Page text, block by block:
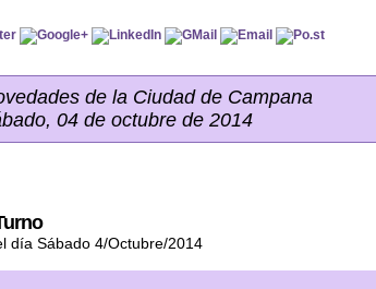
de la Ciudad de Campana
04 de octubre de 2014
día Sábado 4/Octubre/2014